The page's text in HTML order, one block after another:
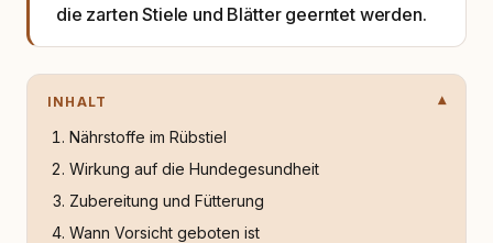
die zarten Stiele und Blätter geerntet werden.
INHALT
Nährstoffe im Rübstiel
Wirkung auf die Hundegesundheit
Zubereitung und Fütterung
Wann Vorsicht geboten ist